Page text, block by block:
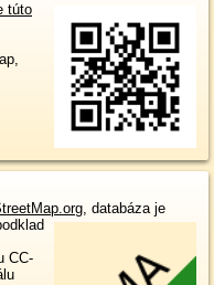
túto
, databáza je
CC-